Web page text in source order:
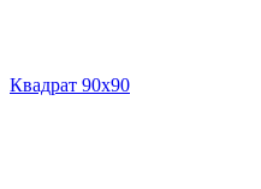
Квадрат 90х90